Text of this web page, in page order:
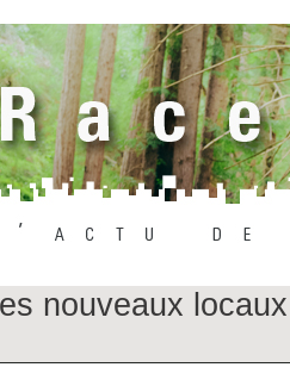
nouveaux locaux